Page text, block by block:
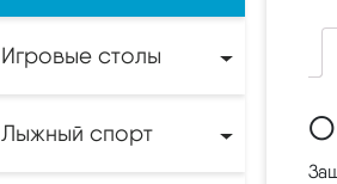
Игровые столы
Лыжный спорт